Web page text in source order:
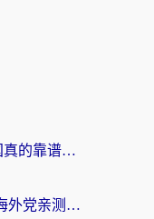
海外党必看：免费加速器回国真的靠谱吗？3步教你选到好用的归雁替代
Quickback和六毫秒哪个好？海外党亲测：选对回国加速器，无缝刷剧办公不再愁